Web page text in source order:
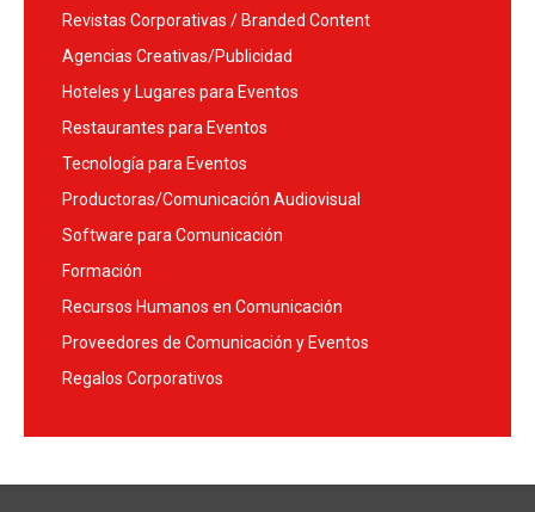
Revistas Corporativas / Branded Content
Agencias Creativas/Publicidad
Hoteles y Lugares para Eventos
Restaurantes para Eventos
Tecnología para Eventos
Productoras/Comunicación Audiovisual
Software para Comunicación
Formación
Recursos Humanos en Comunicación
Proveedores de Comunicación y Eventos
Regalos Corporativos